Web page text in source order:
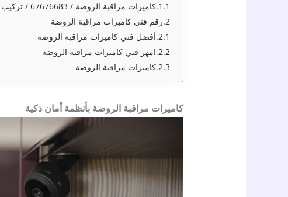
كاميرات مراقبة الروضة / 67676683 / تركيب كاميرات مراقبة الروضة / صيانة كاميرات الروضة
رقم فني كاميرات مراقبة الروضة
أفضل فني كاميرات مراقبة الروضة
امهر فني كاميرات مراقبة الروضة
كاميرات مراقبة الروضة
كاميرات مراقبة الروضة بأنظمة أمان ذكية